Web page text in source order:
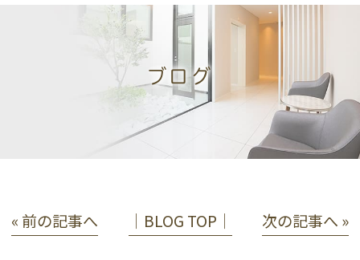
ブログ
« 前の記事へ │BLOG TOP│ 次の記事へ »